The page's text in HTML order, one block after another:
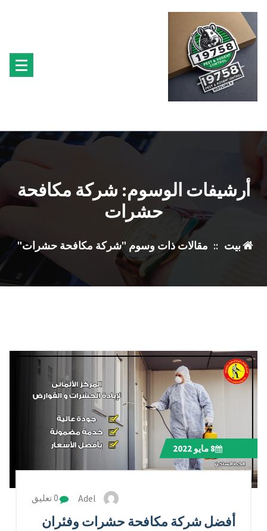
أرشيفات الوسوم: شركة مكافحة
حشرات
بيت :: مقالات ذات وسوم "شركة مكافحة حشرات"
8مايو 2022
Adel 0 تعليق
أفضل شركة مكافحة حشرات وفئران